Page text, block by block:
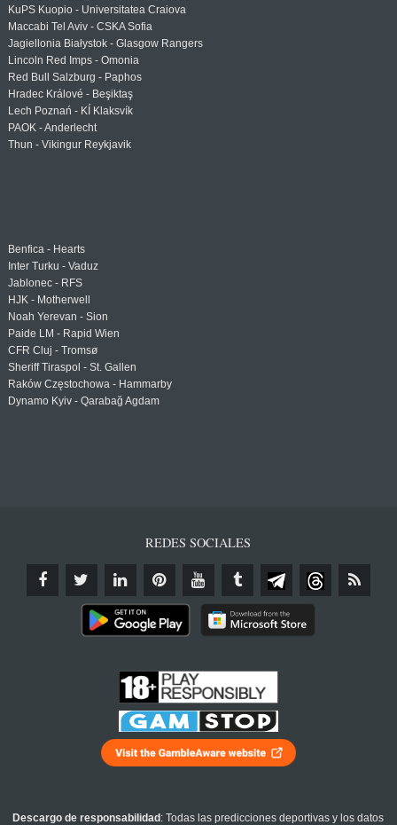
KuPS Kuopio - Universitatea Craiova
Maccabi Tel Aviv - CSKA Sofia
Jagiellonia Białystok - Glasgow Rangers
Lincoln Red Imps - Omonia
Red Bull Salzburg - Paphos
Hradec Králové - Beşiktaş
Lech Poznań - KÍ Klaksvík
PAOK - Anderlecht
Thun - Vikingur Reykjavik
Benfica - Hearts
Inter Turku - Vaduz
Jablonec - RFS
HJK - Motherwell
Noah Yerevan - Sion
Paide LM - Rapid Wien
CFR Cluj - Tromsø
Sheriff Tiraspol - St. Gallen
Raków Częstochowa - Hammarby
Dynamo Kyiv - Qarabağ Agdam
REDES SOCIALES
Descargo de responsabilidad : Todas las predicciones deportivas y los datos